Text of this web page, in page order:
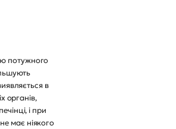
потужного
в
органів,
і при
має ніякого